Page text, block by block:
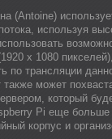
(Antoine)
используя
x 1080
по трансляции
может
который
Pi еще
корпус и